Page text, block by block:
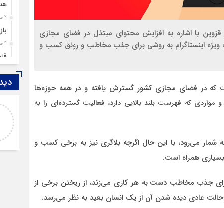
با اشاره به افزایش محتوای مبتذل در فضای مجازی
اینستاگرام به روشی برای جذب مخاطب و رونق کسب و
که در فضای مجازی کشور گسترش یافته و در همه حوزه‌ها
که فهرست بلند بالایی دارد، فعالیت گسترده‌ای را به
می‌رود، با این حال اگرچه بلاگری نیز به برخی کسب و
همراه است.
برای جذب مخاطب دست به هر کاری می‌زند، از ریختن برخی از
عادی دیده شدن آن از یک انسان بعید به نظر می‌رسد.
2 ماه قبل
4 ماه قبل
قزوین ۱۴۰۴،
اصغر